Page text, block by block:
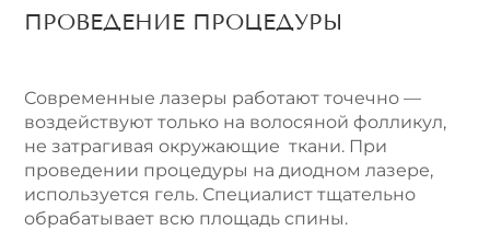
ПРОВЕДЕНИЕ ПРОЦЕДУРЫ
Современные лазеры работают точечно —
воздействуют только на волосяной фолликул,
не затрагивая окружающие ткани. При
проведении процедуры на диодном лазере,
используется гель. Специалист тщательно
обрабатывает всю площадь спины.